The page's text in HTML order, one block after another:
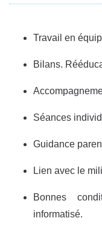
Travail en
Bilans.
Séances
Guidance
Lien avec le
Bonnes
informatisé.